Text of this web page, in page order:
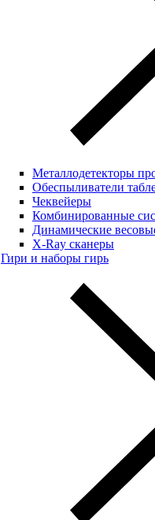
Металлодетекторы
Обеспыливатели
Чеквейеры
Комбинированные
Динамические
X-Ray сканеры
Гири и наборы гирь